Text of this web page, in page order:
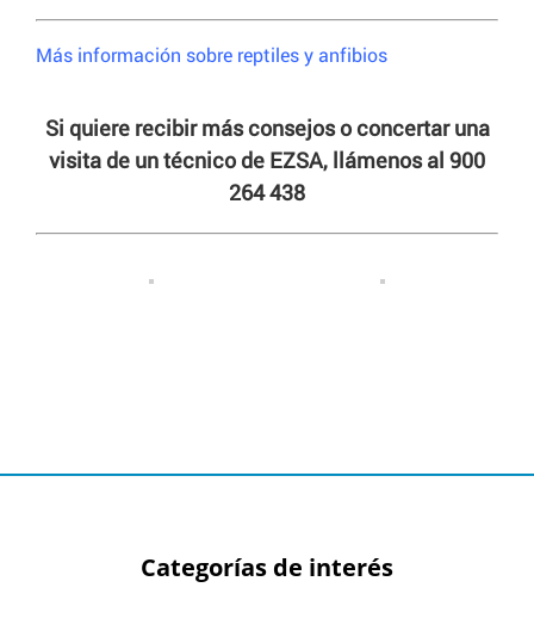
Más información sobre reptiles y anfibios
Si quiere recibir más consejos o concertar una
visita de un técnico de EZSA, llámenos al 900
264 438
Categorías de interés